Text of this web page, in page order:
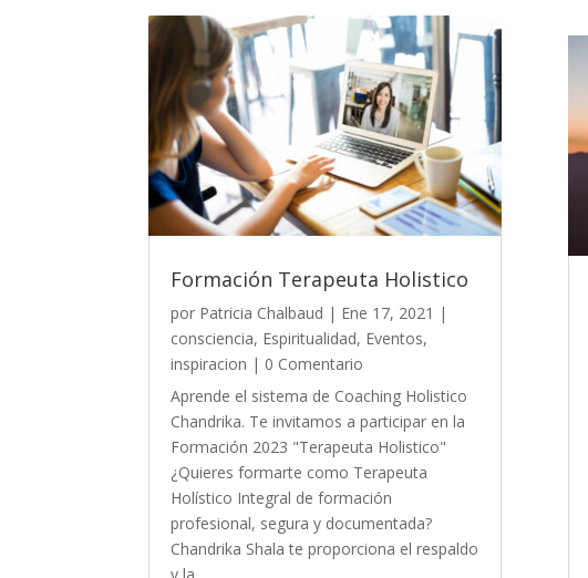
Formación Terapeuta Holistico
por Patricia Chalbaud | Ene 17, 2021 |
consciencia, Espiritualidad, Eventos,
inspiracion | 0 Comentario
Aprende el sistema de Coaching Holistico
Chandrika. Te invitamos a participar en la
Formación 2023 "Terapeuta Holistico"
¿Quieres formarte como Terapeuta
Holístico Integral de formación
profesional, segura y documentada?
Chandrika Shala te proporciona el respaldo